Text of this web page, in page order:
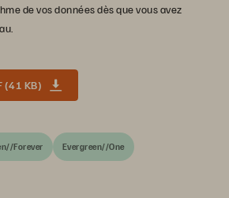
de vos données dès que vous avez
(41 KB)
Forever Evergreen//One